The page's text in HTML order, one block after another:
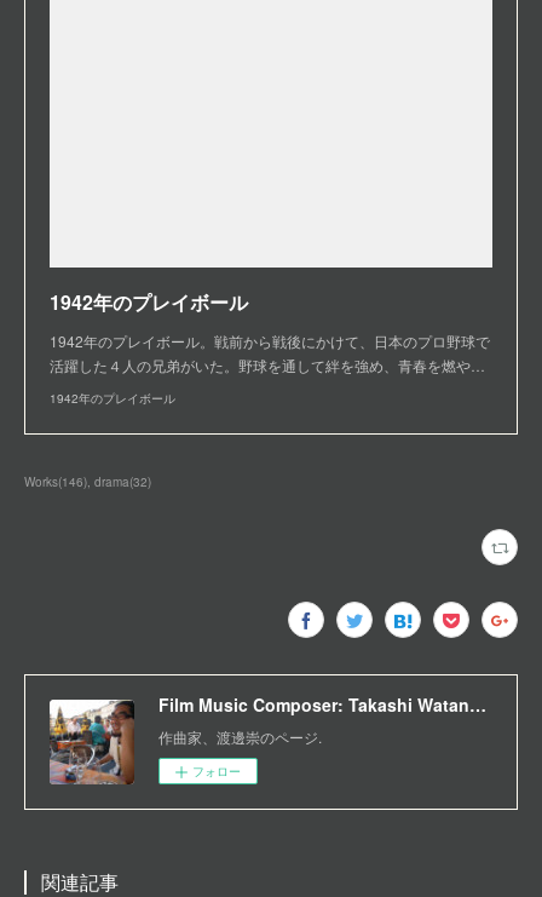
1942年のプレイボール
1942年のプレイボール。戦前から戦後にかけて、日本のプロ野球で
活躍した４人の兄弟がいた。野球を通して絆を強め、青春を燃や…
1942年のプレイボール
Works(146) drama(32)
Film Music Composer: Takashi Watanabe
作曲家、渡邊崇のページ.
フォロー
関連記事